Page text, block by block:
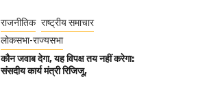
राजनीतिक राष्ट्रीय समाचार
लोकसभा-राज्यसभा
कौन जवाब देगा, यह विपक्ष तय नहीं करेगा:
संसदीय कार्य मंत्री रिजिजू,